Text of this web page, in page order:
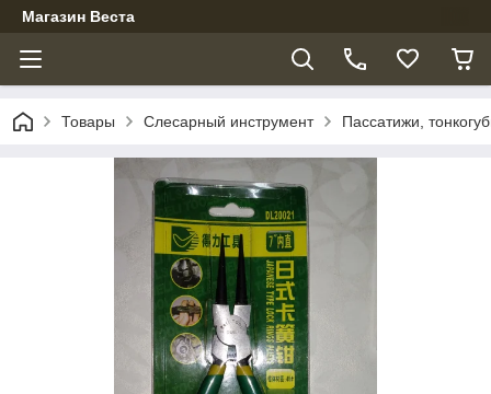
Магазин Веста
Товары Слесарный инструмент Пассатижи,